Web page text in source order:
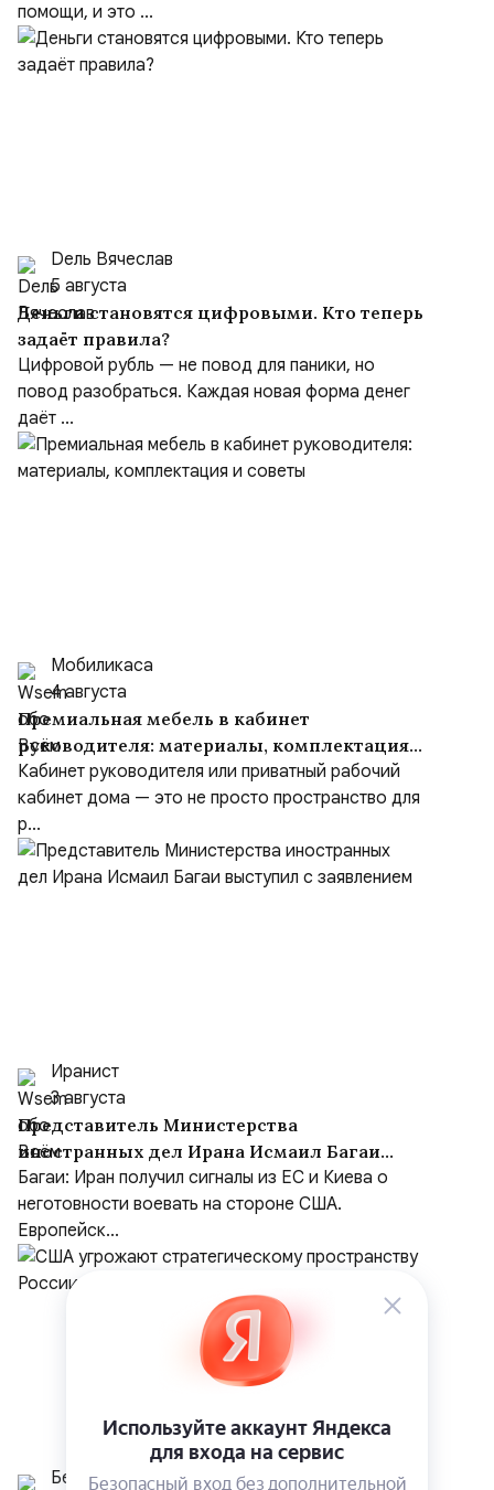
помощи, и это ...
Dель Вячеслав
5 августа
Деньги становятся цифровыми. Кто теперь
задаёт правила?
Цифровой рубль — не повод для паники, но
повод разобраться. Каждая новая форма денег
даёт ...
Мобиликаса
4 августа
Премиальная мебель в кабинет
руководителя: материалы, комплектация
и советы
Кабинет руководителя или приватный рабочий
кабинет дома — это не просто пространство для
р...
Иранист
3 августа
Представитель Министерства
иностранных дел Ирана Исмаил Багаи
выступил с заявлением
Багаи: Иран получил сигналы из ЕС и Киева о
неготовности воевать на стороне США.
Европейск...
Белрусинфо